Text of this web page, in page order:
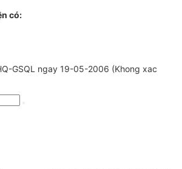
có:
GSQL ngay 19-05-2006 (Khong xac